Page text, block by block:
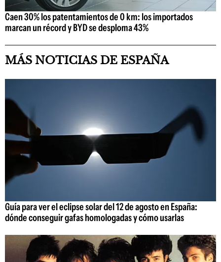
Caen 30% los patentamientos de 0 km: los importados
marcan un récord y BYD se desploma 43%
MÁS NOTICIAS DE ESPAÑA
Guía para ver el eclipse solar del 12 de agosto en España:
dónde conseguir gafas homologadas y cómo usarlas